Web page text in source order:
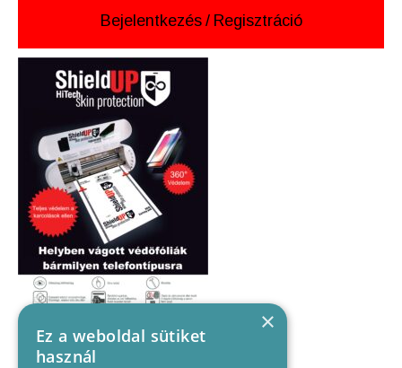
Bejelentkezés / Regisztráció
×
Ez a weboldal sütiket
használ